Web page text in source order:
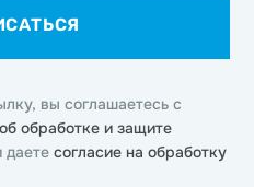
вы соглашаетесь с
обработке и защите
даете согласие на обработку